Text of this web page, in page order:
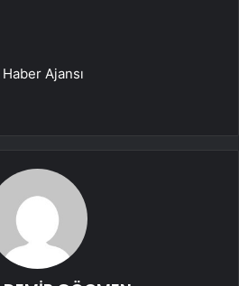
Ajansı